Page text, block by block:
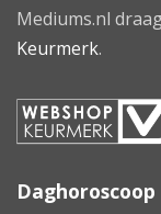
Mediums.nl
Keurmerk.
Daghoroscoop